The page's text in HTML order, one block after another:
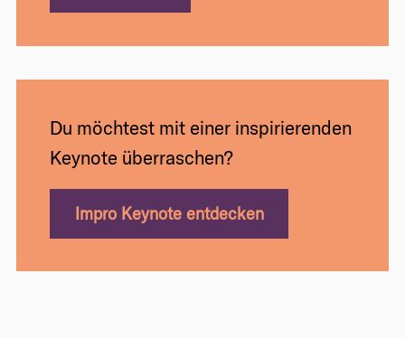
Du möchtest mit einer inspirierenden
Keynote überraschen?
Impro Keynote entdecken